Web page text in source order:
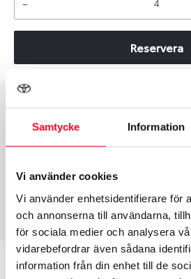
Samtycke Information
Vi använder cookies
Vi använder enhetsidentifierare för
och annonserna till användarna,
för sociala medier och analysera
vidarebefordrar även sådana
information från din enhet till de
Reservera
Group
Fälg PV/C LM
Tum
41
112 8287
Passar denna fälg